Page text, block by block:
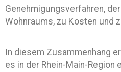
Genehmigungsverfahren,
Wohnraums, zu Kosten und
In diesem Zusammenhang
es in der Rhein-Main-Region